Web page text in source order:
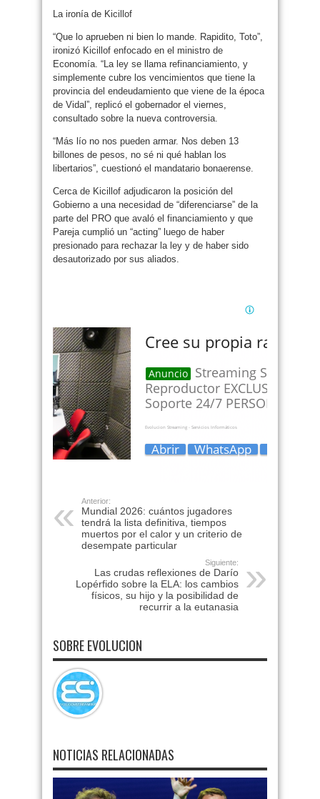
La ironía de Kicillof
“Que lo aprueben ni bien lo mande. Rapidito, Toto”,
ironizó Kicillof enfocado en el ministro de
Economía. “La ley se llama refinanciamiento, y
simplemente cubre los vencimientos que tiene la
provincia del endeudamiento que viene de la época
de Vidal”, replicó el gobernador el viernes,
consultado sobre la nueva controversia.
“Más lío no nos pueden armar. Nos deben 13
billones de pesos, no sé ni qué hablan los
libertarios”, cuestionó el mandatario bonaerense.
Cerca de Kicillof adjudicaron la posición del
Gobierno a una necesidad de “diferenciarse” de la
parte del PRO que avaló el financiamiento y que
Pareja cumplió un “acting” luego de haber
presionado para rechazar la ley y de haber sido
desautorizado por sus aliados.
Anterior:
Mundial 2026: cuántos jugadores
tendrá la lista definitiva, tiempos
muertos por el calor y un criterio de
desempate particular
Siguiente:
Las crudas reflexiones de Darío
Lopérfido sobre la ELA: los cambios
físicos, su hijo y la posibilidad de
recurrir a la eutanasia
SOBRE EVOLUCION
NOTICIAS RELACIONADAS